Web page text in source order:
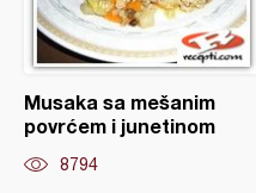
Musaka sa mešanim
povrćem i junetinom
8794